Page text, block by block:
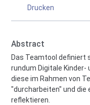
Drucken
Abstract
Das Teamtool definiert
rundum Digitale Kinder-
diese im Rahmen von
"durcharbeiten" und
reflektieren.